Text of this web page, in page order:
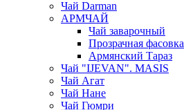
Чай Darman
АРМЧАЙ
Чай заварочный
Прозрачная фасовка
Армянский Тараз
Чай "IJEVAN". MASIS
Чай Агат
Чай Нане
Чай Гюмри